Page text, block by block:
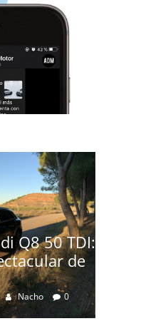
León 1.6 TDI 115cv
de 2019 mospotter84